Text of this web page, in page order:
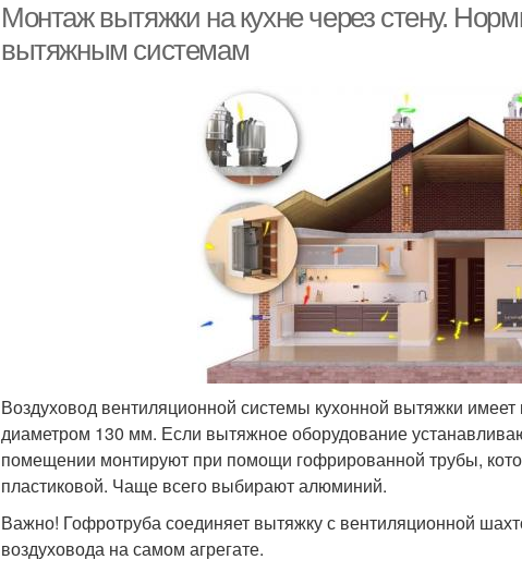
Монтаж вытяжки на кухне через стену.
вытяжным системам
Воздуховод вентиляционной системы кухонной вытяжки
диаметром 130 мм. Если вытяжное оборудование
помещении монтируют при помощи гофрированной трубы,
пластиковой. Чаще всего выбирают алюминий.
Важно! Гофротруба соединяет вытяжку с вентиляционной
воздуховода на самом агрегате.